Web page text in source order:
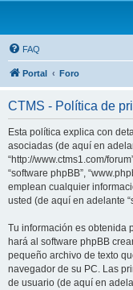
FAQ
Portal Foro
CTMS - Política de
Esta política explica con
asociadas (de aquí en
“http://www.ctms1.com/
“software phpBB”,
emplean cualquier
usted (de aquí en adelante
Tu información es obtenida
hará al software phpBB
pequeño archivo de texto
navegador de su PC. Las
de usuario (de aquí en